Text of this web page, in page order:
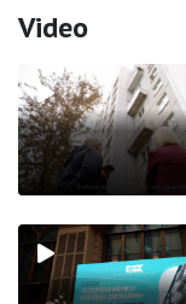
Video